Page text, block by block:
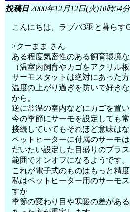
投稿日2000年12月12日(火)10時54
こんにちは。ラブバ3羽と暮らす
>クーまま さん
ある程度気密性のある飼育環境
（温室内飼育やカゴをアクリル
サーモスタットは絶対にあった方
温度の上がり過ぎを防いで好き
から。
逆に常温の室内などにカゴを置
今の季節にサーモを設定しても
接続していてもそれほど意味はな
ペットヒーターに付属のサーモ
だいたい設定した目盛りのプラ
範囲でオンオフになるようです。
これが電子式のものはもっと精度
私はペットヒーター用のサーモ
すが
季節の変わり目や寒暖の差があ